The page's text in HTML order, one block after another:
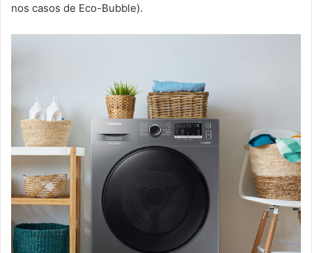
nos casos de Eco-Bubble).